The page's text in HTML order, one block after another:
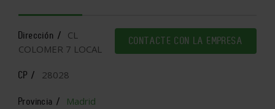
CONTACTE CON LA EMPRESA
Dirección /
CL
COLOMER 7 LOCAL
CP / 28028
Provincia / Madrid